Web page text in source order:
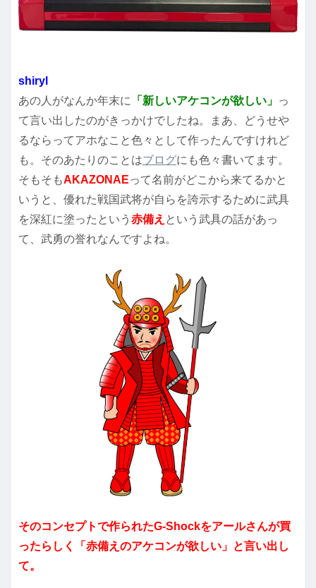
shiryl
あの人がなんか年末に
「新しいアケコンが欲しい」 っ
て言い出したのがきっかけでしたね。まあ、どうせや
るならってアホなこと色々として作ったんですけれど
も。そのあたりのことはブログにも色々書いてます。
そもそもAKAZONAEって名前がどこから来てるかと
いうと、優れた戦国武将が自らを誇示するために武具
を深紅に塗ったという 赤備え という武具の話があっ
て、武勇の誉れなんですよね。
そのコンセプトで作られたG-Shockをアールさんが買
ったらしく「赤備えのアケコンが欲しい」と言い出し
て。